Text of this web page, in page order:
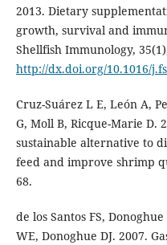
2013. Dietary
growth, survival and
Shellfish Immunology,
http://dx.doi.org/10.1016/
Cruz-Suárez L E, León A,
G, Moll B, Ricque-Marie D.
sustainable alternative to
feed and improve shrimp
68.
de los Santos FS,
WE, Donoghue DJ. 2007.